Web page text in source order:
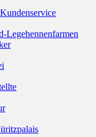
Legehennenfarmen